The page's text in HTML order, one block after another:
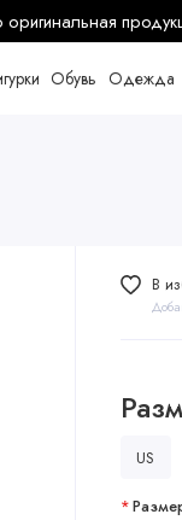
и быстрая
Обувь Одежда
В
US